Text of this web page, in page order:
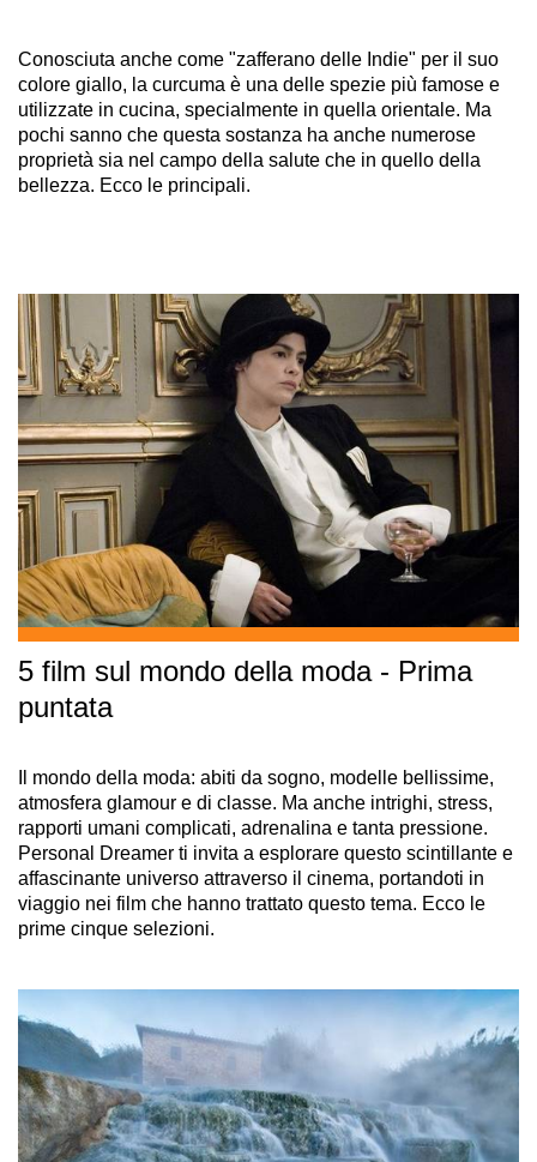
Conosciuta anche come "zafferano delle Indie" per il suo
colore giallo, la curcuma è una delle spezie più famose e
utilizzate in cucina, specialmente in quella orientale. Ma
pochi sanno che questa sostanza ha anche numerose
proprietà sia nel campo della salute che in quello della
bellezza. Ecco le principali.
5 film sul mondo della moda - Prima
puntata
Il mondo della moda: abiti da sogno, modelle bellissime,
atmosfera glamour e di classe. Ma anche intrighi, stress,
rapporti umani complicati, adrenalina e tanta pressione.
Personal Dreamer ti invita a esplorare questo scintillante e
affascinante universo attraverso il cinema, portandoti in
viaggio nei film che hanno trattato questo tema. Ecco le
prime cinque selezioni.